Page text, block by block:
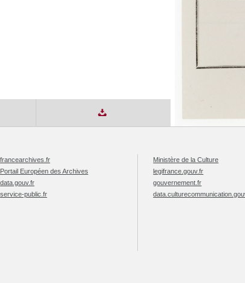
francearchives.fr
Portail Européen des Archives
data.gouv.fr
service-public.fr
Ministère de la Culture
legifrance.gouv.fr
gouvernement.fr